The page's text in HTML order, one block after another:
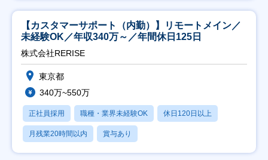
【カスタマーサポート（内勤）】リモートメイン／
未経験OK／年収340万～／年間休日125日
株式会社RERISE
東京都
340万~550万
正社員採用 職種・業界未経験OK 休日120日以上
月残業20時間以内 賞与あり